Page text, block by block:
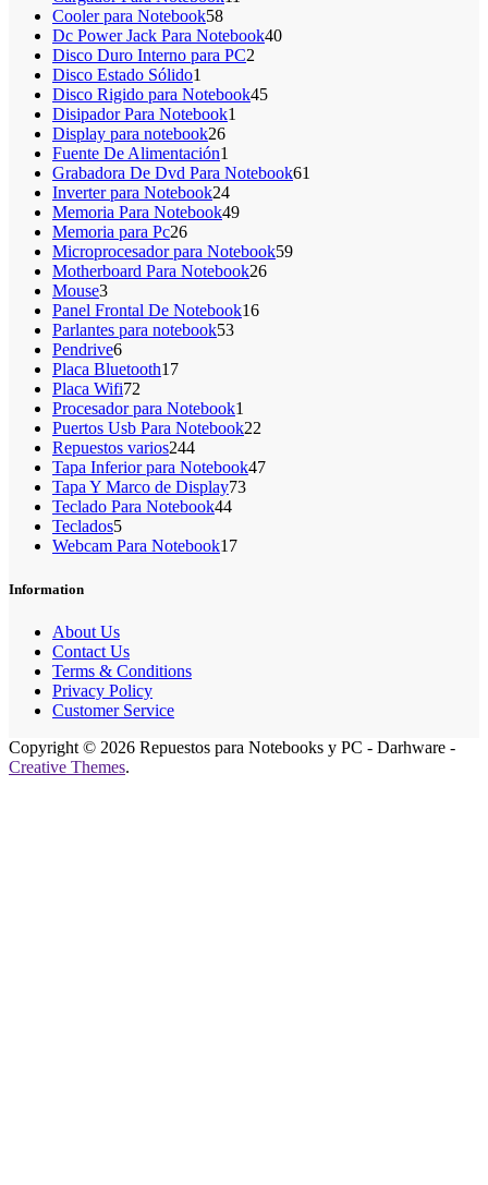
Cooler para Notebook5858
productos
Dc Power Jack Para Notebook4040
Disco Duro Interno para PC2
Disco Estado Sólido1
producto
Disco Rigido para Notebook4545
Disipador Para Notebook1
Display para notebook2626
productos
Fuente De Alimentación1
producto
Grabadora De Dvd Para Notebook61
Inverter para Notebook2424
productos
Memoria Para Notebook4949
Memoria para Pc2626
productos
Microprocesador para Notebook5959
Motherboard Para Notebook2626
Mouse33
productos
Panel Frontal De Notebook1616
Parlantes para notebook5353
Pendrive66
productos
Placa Bluetooth1717
Placa Wifi72
productos
Procesador para Notebook1
producto
Puertos Usb Para Notebook22
Repuestos varios244244
productos
Tapa Inferior para Notebook4747
Tapa Y Marco de Display7373
Teclado Para Notebook4444
Teclados55
productos
Webcam Para Notebook1717
Information
About Us
Contact Us
Terms & Conditions
Privacy Policy
Customer Service
Copyright © 2026 Repuestos para Notebooks y PC - Darhware -
Creative Themes.